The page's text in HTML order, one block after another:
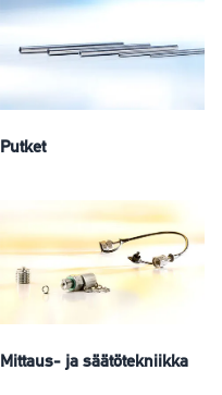
Putket
Mittaus- ja säätötekniikka